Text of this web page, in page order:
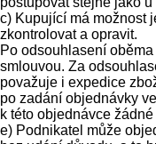
c) Kupující má možnost
zkontrolovat a opravit.
Po odsouhlasení
smlouvou. Za
považuje i expedice
po zadání objednávky
k této objednávce
e) Podnikatel může